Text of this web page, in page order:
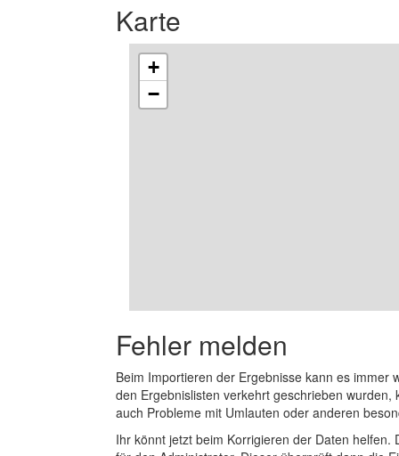
Karte
+
−
Fehler melden
Beim Importieren der Ergebnisse kann es
den Ergebnislisten verkehrt geschrieben
auch Probleme mit Umlauten oder anderen
Ihr könnt jetzt beim Korrigieren der Daten